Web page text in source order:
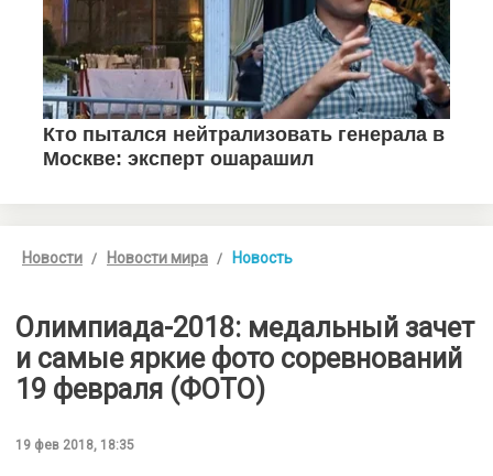
Новости Новости мира Новость
Олимпиада-2018: медальный зачет
и самые яркие фото соревнований
19 февраля (ФОТО)
19 фев 2018, 18:35